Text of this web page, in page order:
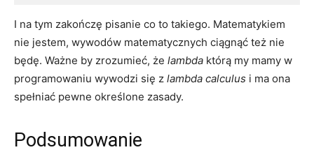
I na tym zakończę pisanie co to takiego. Matematykiem
nie jestem, wywodów matematycznych ciągnąć też nie
będę. Ważne by zrozumieć, że lambda którą my mamy w
programowaniu wywodzi się z lambda calculus i ma ona
spełniać pewne określone zasady.
Podsumowanie